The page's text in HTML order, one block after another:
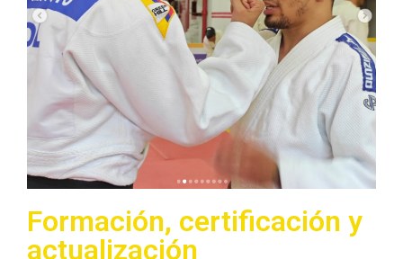
Formación, certificación y
actualización